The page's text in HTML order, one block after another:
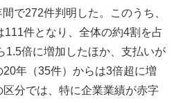
で272件判明した。このうち、
111件となり、全体の約4割を占
1.5倍に増加したほか、支払いが
年（35件）からは3倍超に増
分では、特に企業業績が赤字